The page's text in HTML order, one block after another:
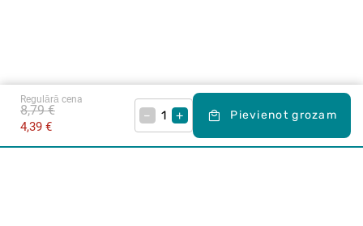
Regulārā cena
4,39 €
8,79 € – + Pievienot grozam